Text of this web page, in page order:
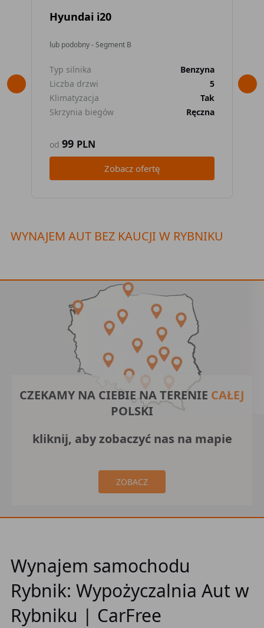
Hyundai i20
lub podobny - Segment B
Typ silnika
Benzyna
Liczba drzwi
5
Klimatyzacja
Tak
Skrzynia biegów
Ręczna
od 99 PLN
Zobacz ofertę
WYNAJEM AUT BEZ KAUCJI W RYBNIKU
CZEKAMY NA CIEBIE NA TERENIE CAŁEJ
POLSKI
kliknij, aby zobaczyć nas na mapie
ZOBACZ
Wynajem samochodu
Rybnik: Wypożyczalnia Aut w
Rybniku | CarFree